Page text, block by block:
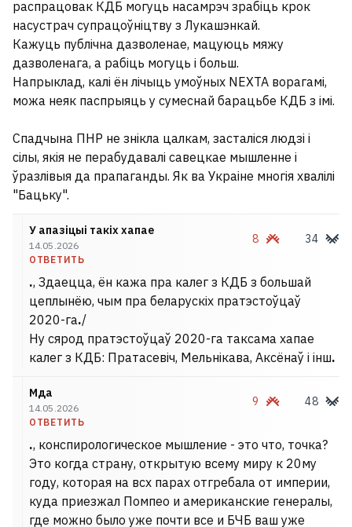
распрацовак КДБ могуць насамрэч зрабіць крок
насустрач супрацоўніцтву з Лукашэнкай.
Кажуць публічна дазволенае, мацуюць мяжу
дазволенага, а рабіць могуць і больш.
Напрыклад, калі ён лічыць умоўных NEXTA ворагамі,
можа неяк паспрыяць у сумеснай барацьбе КДБ з імі.
Спадчына ПНР не знікла цалкам, засталіся людзі і
сілы, якія не перабудавалі савецкае мышленне і
ўразлівыя да прапаганды. Як ва Украіне многія хвалілі
"Бацьку".
У апазіцыі такіх хапае
14.05.2026
ОТВЕТИТЬ
8 34
., Здаецца, ён кажа пра калег з КДБ з большай
цеплынёю, чым пра беларускіх пратэстоўцаў
2020-га./
Ну сярод пратэстоўцаў 2020-га таксама хапае
калег з КДБ: Пратасевіч, Мельнікава, Аксёнаў і інш.
Мда
14.05.2026
ОТВЕТИТЬ
9 48
., конспирологическое мышление - это что, точка?
Это когда страну, открытую всему миру к 20му
году, которая на всх парах отгребала от империи,
куда приезжал Помпео и американские генералы,
где можно было уже почти все и БЧБ ваш уже